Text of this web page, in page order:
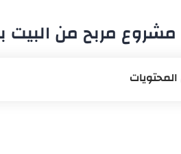
مربح من البيت